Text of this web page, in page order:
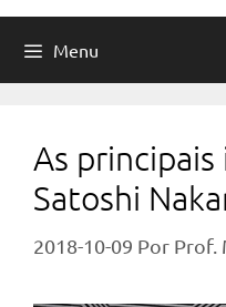
Menu
As principais
Satoshi
2018-10-09 Por Prof.